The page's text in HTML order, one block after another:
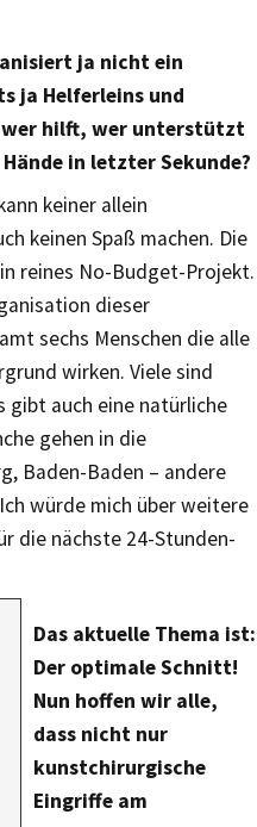
ja nicht ein
ja Helferleins und
hilft, wer unterstützt
in letzter Sekunde?
keiner allein
keinen Spaß machen. Die
reines No-Budget-Projekt.
dieser
sechs Menschen die alle
wirken. Viele sind
gibt auch eine natürliche
gehen in die
Baden-Baden – andere
würde mich über weitere
die nächste 24-Stunden-
Das aktuelle Thema ist:
Der optimale Schnitt!
Nun hoffen wir alle,
dass nicht nur
kunstchirurgische
Eingriffe am